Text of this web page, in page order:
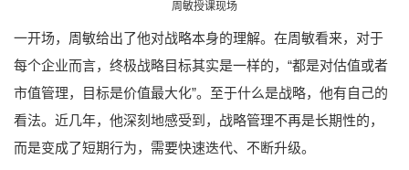
周敏授课现场
一开场，周敏给出了他对战略本身的理解。在周敏看来，对于
每个企业而言，终极战略目标其实是一样的，“都是对估值或者
市值管理，目标是价值最大化”。至于什么是战略，他有自己的
看法。近几年，他深刻地感受到，战略管理不再是长期性的，
而是变成了短期行为，需要快速迭代、不断升级。